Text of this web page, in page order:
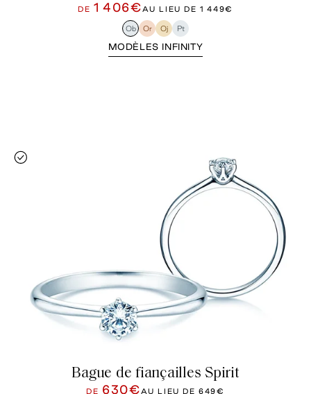
DE 1 406€AU LIEU DE1 449€
Ob Or Oj Pt
MODÈLES INFINITY
Bague de fiançailles Spirit
DE 630€AU LIEU DE649€